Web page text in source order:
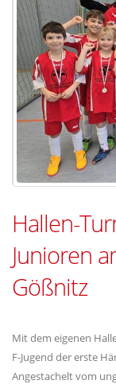
Hallen-
Junioren
Gößnitz
Mit dem eigenen
F-Jugend der erste
Angestachelt vom